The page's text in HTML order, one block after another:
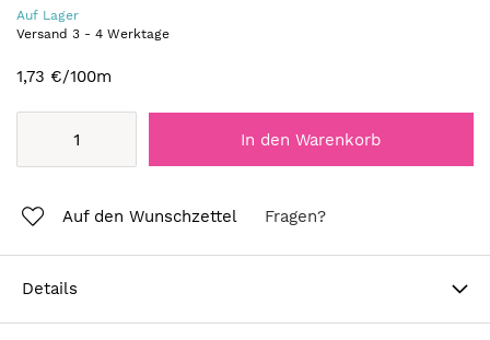
Auf Lager
Versand 3 - 4 Werktage
1,73 €/100m
In den Warenkorb
Auf den Wunschzettel Fragen?
Details